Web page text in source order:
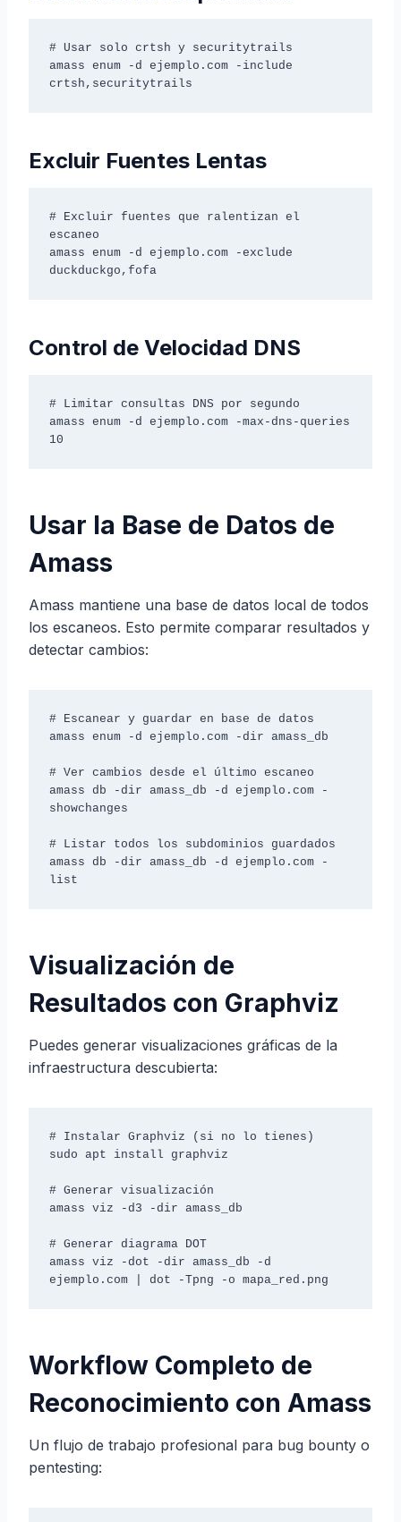
# Usar solo crtsh y securitytrails
amass enum -d ejemplo.com -include
crtsh,securitytrails
Excluir Fuentes Lentas
# Excluir fuentes que ralentizan el
escaneo
amass enum -d ejemplo.com -exclude
duckduckgo,fofa
Control de Velocidad DNS
# Limitar consultas DNS por segundo
amass enum -d ejemplo.com -max-dns-queries
10
Usar la Base de Datos de
Amass
Amass mantiene una base de datos local de todos
los escaneos. Esto permite comparar resultados y
detectar cambios:
# Escanear y guardar en base de datos
amass enum -d ejemplo.com -dir amass_db
# Ver cambios desde el último escaneo
amass db -dir amass_db -d ejemplo.com -
showchanges
# Listar todos los subdominios guardados
amass db -dir amass_db -d ejemplo.com -
list
Visualización de
Resultados con Graphviz
Puedes generar visualizaciones gráficas de la
infraestructura descubierta:
# Instalar Graphviz (si no lo tienes)
sudo apt install graphviz
# Generar visualización
amass viz -d3 -dir amass_db
# Generar diagrama DOT
amass viz -dot -dir amass_db -d
ejemplo.com | dot -Tpng -o mapa_red.png
Workflow Completo de
Reconocimiento con Amass
Un flujo de trabajo profesional para bug bounty o
pentesting: